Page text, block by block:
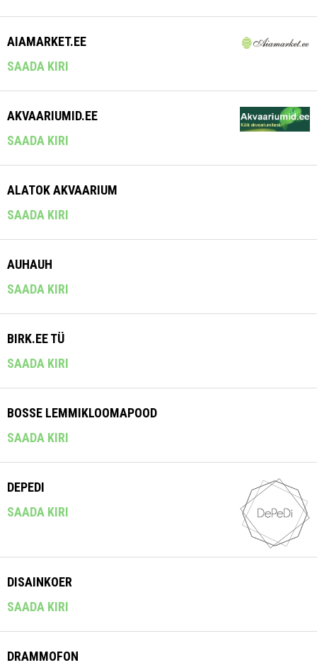
AIAMARKET.EE
SAADA KIRI
AKVAARIUMID.EE
SAADA KIRI
ALATOK AKVAARIUM
SAADA KIRI
AUHAUH
SAADA KIRI
BIRK.EE TÜ
SAADA KIRI
BOSSE LEMMIKLOOMAPOOD
SAADA KIRI
DEPEDI
SAADA KIRI
DISAINKOER
SAADA KIRI
DRAMMOFON